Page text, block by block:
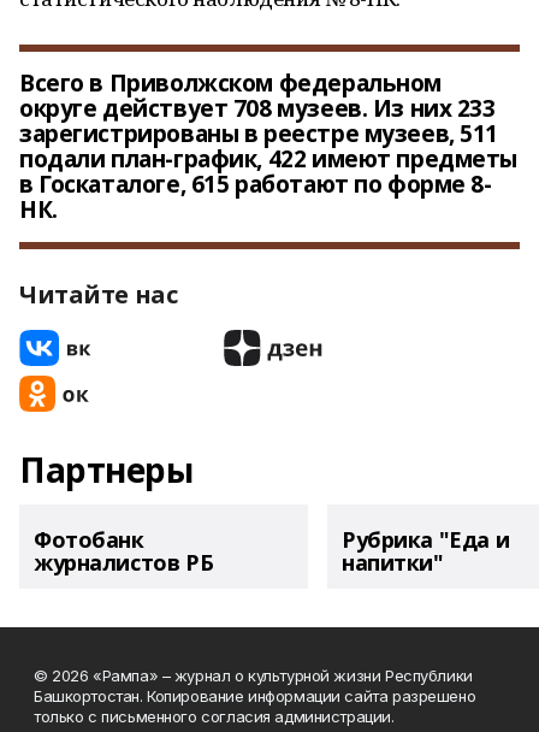
Всего в Приволжском федеральном
округе действует 708 музеев. Из них 233
зарегистрированы в реестре музеев, 511
подали план-график, 422 имеют предметы
в Госкаталоге, 615 работают по форме 8-
НК.
Читайте нас
Партнеры
Фотобанк
журналистов РБ
Рубрика "Еда и
напитки"
© 2026 «Рампа» – журнал о культурной жизни Республики
Башкортостан. Копирование информации сайта разрешено
только с письменного согласия администрации.